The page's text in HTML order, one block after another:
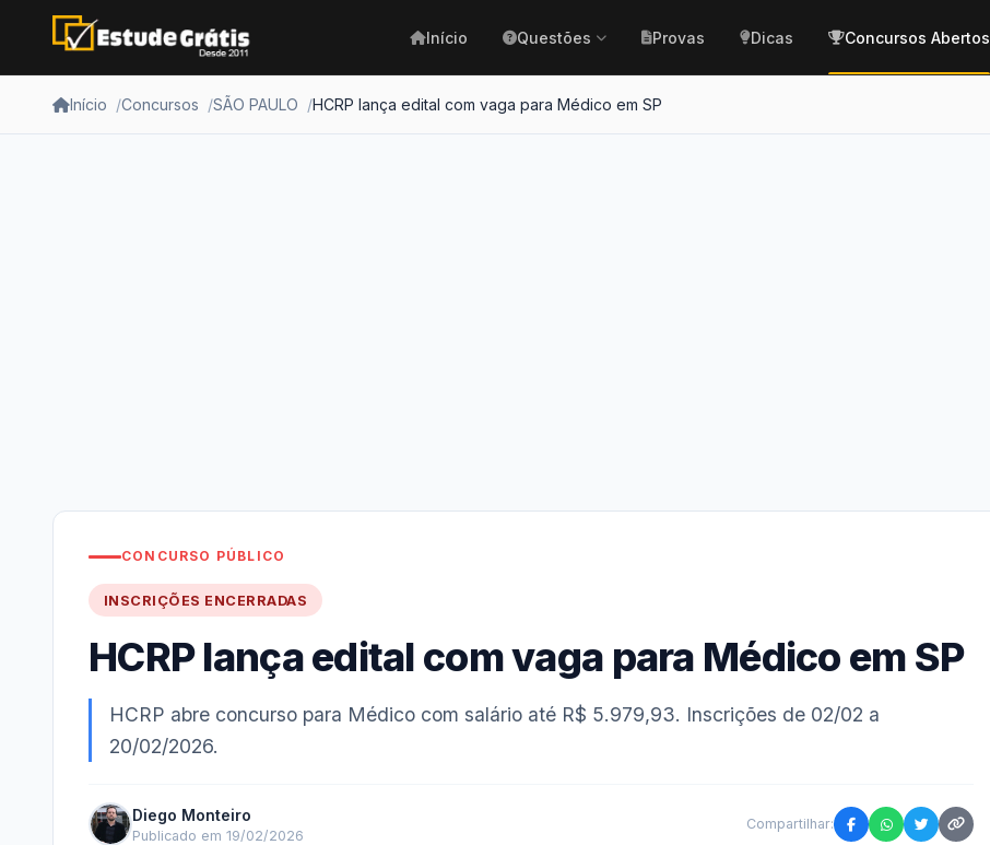
Início Questões Provas Dicas Concursos Abertos
Início Concursos SÃO PAULO HCRP lança edital com vaga para Médico em SP
CONCURSO PÚBLICO
INSCRIÇÕES ENCERRADAS
HCRP lança edital com vaga para Médico em SP
HCRP abre concurso para Médico com salário até R$ 5.979,93. Inscrições de 02/02 a
20/02/2026.
Diego Monteiro
Publicado em 19/02/2026
Compartilhar: